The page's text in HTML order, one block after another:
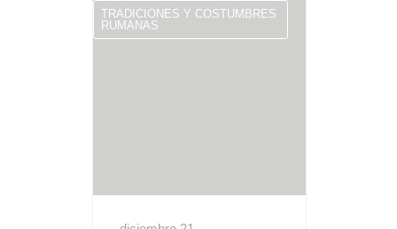
TRADICIONES Y COSTUMBRES
RUMANAS